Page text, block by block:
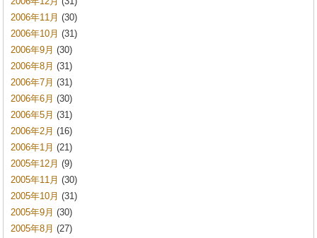
2006年11月 (30)
2006年10月 (31)
2006年9月 (30)
2006年8月 (31)
2006年7月 (31)
2006年6月 (30)
2006年5月 (31)
2006年2月 (16)
2006年1月 (21)
2005年12月 (9)
2005年11月 (30)
2005年10月 (31)
2005年9月 (30)
2005年8月 (27)